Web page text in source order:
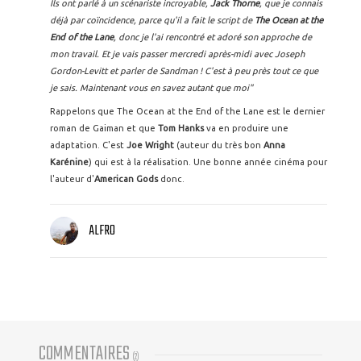
Ils ont parlé à un scénariste incroyable, Jack Thorne, que je connais
déjà par coïncidence, parce qu'il a fait le script de The Ocean at the
End of the Lane, donc je l'ai rencontré et adoré son approche de
mon travail. Et je vais passer mercredi après-midi avec Joseph
Gordon-Levitt et parler de Sandman ! C'est à peu près tout ce que
je sais. Maintenant vous en savez autant que moi"
Rappelons que The Ocean at the End of the Lane est le dernier
roman de Gaiman et que Tom Hanksva en produire une
adaptation. C'est Joe Wright (auteur du très bon Anna
Karénine) qui est à la réalisation. Une bonne année cinéma pour
l'auteur d'American Godsdonc.
ALFRO
COMMENTAIRES (2)